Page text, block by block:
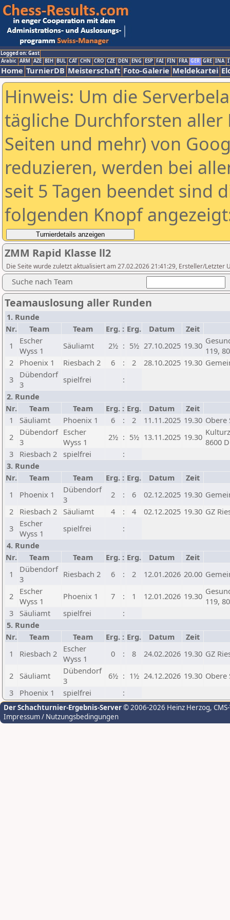
Logged on: Gast
Arabic ARM AZE BIH BUL CAT CHN CRO CZE DEN ENG ESP FAI FIN FRA GER GRE INA
Home TurnierDB Meisterschaft Foto-Galerie Meldekartei
Hinweis: Um die
tägliche Durchforsten aller
Seiten und mehr) von
reduzieren, werden bei
seit 5 Tagen beendet sind
folgenden Knopf
ZMM Rapid Klasse ll2
Die Seite wurde zuletzt aktualisiert am 27.02.2026 21:41:29, Ersteller/Letzter
Suche nach Team
Teamauslosung aller Runden
1. Runde
Nr.
Team Team Erg. : Erg. Datum
Zeit
1
Escher
Wyss 1
Säuliamt 2½ : 5½ 27.10.2025 19.30 119,
2
Phoenix 1 Riesbach 2 6 : 2 28.10.2025 19.30
3
Dübendorf
3
spielfrei
:
2. Runde
Nr.
Team Team Erg. : Erg. Datum
Zeit
1
Säuliamt Phoenix 1 6 : 2 11.11.2025 19.30 Obere
2
Dübendorf
3
Escher
Wyss 1
2½ : 5½ 13.11.2025 19.30 8600
3
Riesbach 2 spielfrei
:
3. Runde
Nr.
Team Team Erg. : Erg. Datum
Zeit
1
Phoenix 1
Dübendorf
3
2 : 6 02.12.2025 19.30
2
Riesbach 2 Säuliamt 4 : 4 02.12.2025 19.30 GZ
3
Escher
Wyss 1
spielfrei
:
4. Runde
Nr.
Team Team Erg. : Erg. Datum
Zeit
1
Dübendorf
3
Riesbach 2 6 : 2 12.01.2026 20.00
2
Escher
Wyss 1
Phoenix 1 7 : 1 12.01.2026 19.30 119,
3
Säuliamt spielfrei
:
5. Runde
Nr.
Team Team Erg. : Erg. Datum
Zeit
1
Riesbach 2
Escher
Wyss 1
0 : 8 24.02.2026 19.30 GZ
2 Säuliamt
Dübendorf
3
6½ : 1½ 24.12.2026 19.30 Obere
3
Phoenix 1 spielfrei :
Der Schachturnier-Ergebnis-Server© 2006-2026 Heinz Herzog,
Impressum / Nutzungsbedingungen